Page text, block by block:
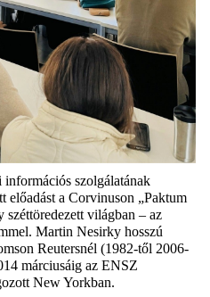
szolgálatának
előadást a Corvinuson „Paktum
világban – az
Martin Nesirky hosszú
Reutersnél (1982-től 2006-
márciusáig az ENSZ
New Yorkban.